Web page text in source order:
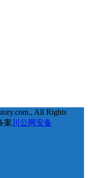
All Rights
川公网安备